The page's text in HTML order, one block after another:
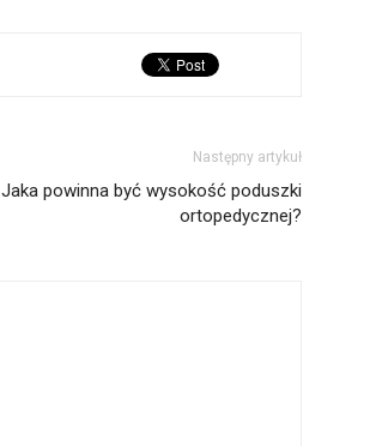
Następny artykuł
Jaka powinna być wysokość poduszki
ortopedycznej?